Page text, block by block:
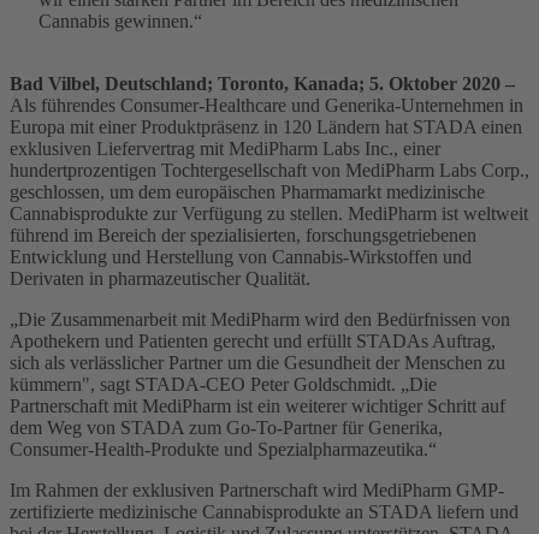
Cannabis gewinnen.“
Bad Vilbel, Deutschland; Toronto, Kanada; 5. Oktober 2020 –
Als führendes Consumer-Healthcare und Generika-Unternehmen in
Europa mit einer Produktpräsenz in 120 Ländern hat STADA einen
exklusiven Liefervertrag mit MediPharm Labs Inc., einer
hundertprozentigen Tochtergesellschaft von MediPharm Labs Corp.,
geschlossen, um dem europäischen Pharmamarkt medizinische
Cannabisprodukte zur Verfügung zu stellen. MediPharm ist weltweit
führend im Bereich der spezialisierten, forschungsgetriebenen
Entwicklung und Herstellung von Cannabis-Wirkstoffen und
Derivaten in pharmazeutischer Qualität.
„Die Zusammenarbeit mit MediPharm wird den Bedürfnissen von
Apothekern und Patienten gerecht und erfüllt STADAs Auftrag,
sich als verlässlicher Partner um die Gesundheit der Menschen zu
kümmern", sagt STADA-CEO Peter Goldschmidt. „Die
Partnerschaft mit MediPharm ist ein weiterer wichtiger Schritt auf
dem Weg von STADA zum Go-To-Partner für Generika,
Consumer-Health-Produkte und Spezialpharmazeutika.“
Im Rahmen der exklusiven Partnerschaft wird MediPharm GMP-
zertifizierte medizinische Cannabisprodukte an STADA liefern und